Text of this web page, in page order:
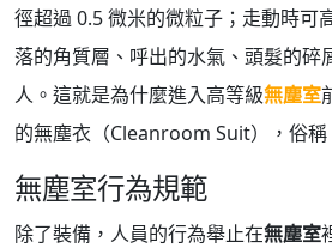
徑超過 0.5 微米的微粒子；走動時可
落的角質層、呼出的水氣、頭髮的碎
人。這就是為什麼進入高等級無塵室
的無塵衣（Cleanroom Suit），俗稱
無塵室行為規範
除了裝備，人員的行為舉止在無塵室